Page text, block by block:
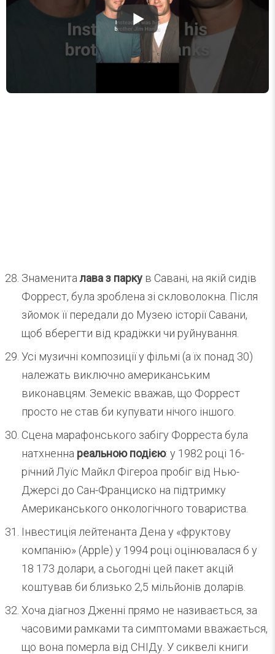
Знаменита лава з парку в Савані, на якій сидів
Форрест, була зроблена зі скловолокна. Після
зйомок її передали до Музею історії Савани,
щоб вберегти від крадіжки чи руйнування.
Усі музичні композиції у фільмі (а їх понад 30)
належать виключно американським
виконавцям. Земекіс вважав, що Форрест
просто не став би купувати нічого іншого.
Сцена марафонського забігу Форреста була
натхненна реальною подією: у 1982 році 16-
річний Луїс Майкл Фігероа пробіг від Нью-
Джерсі до Сан-Франциско на підтримку
Американського онкологічного товариства.
Інвестиція лейтенанта Дена у «фруктову
компанію» (Apple) у 1994 році оцінювалася б у
18 173 долари, а сьогодні цей пакет акцій
коштував би близько 2,5 мільйонів доларів.
Хоча діагноз Дженні прямо не називається, за
часовими рамками та симптомами вважається,
що вона померла від СНІДу. У сиквелі книги